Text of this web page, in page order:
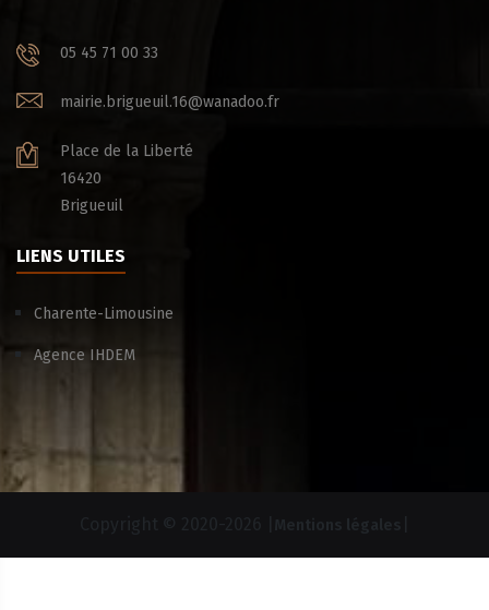
05 45 71 00 33
mairie.brigueuil.16@wanadoo.fr
Place de la Liberté
16420
Brigueuil
LIENS UTILES
Charente-Limousine
Agence IHDEM